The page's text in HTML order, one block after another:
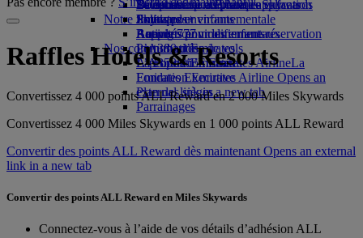
Boissons
Notre flotte
Boeing 777
L’A380 d’Emirates
L’A350 d’Emirates
Emirates Executive
Plan des sièges
Divertissements pour les enfants
Jouets pour enfants
Activités pour les enfants
La durabilité en pratique
Politique environnementale
Rapports environnementaux
Nos communautés
La Fondation Emirates AirlineLa
Fondation Emirates Airline Opens an
external link in a new tab
Parrainages
Se connecter à Emirates Skywards
Skywards+
Téléphone portable et l'application
Emirates
Annuler ou modifier une réservation
Perturbations de vols
À propos d’Emirates
Raffles Hotels & Resorts
Convertissez 4 000 points ALL Reward en 2 000 Miles Skywards
Convertissez 4 000 Miles Skywards en 1 000 points ALL Reward
Convertir des points ALL Reward dès maintenant Opens an external
link in a new tab
Convertir des points ALL Reward en Miles Skywards
Connectez-vous à l’aide de vos détails d’adhésion ALL